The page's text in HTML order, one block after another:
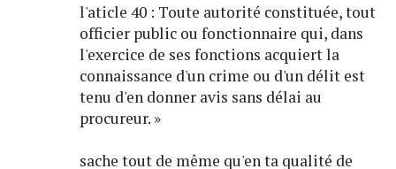
l'aticle 40 : Toute autorité constituée, tout
officier public ou fonctionnaire qui, dans
l'exercice de ses fonctions acquiert la
connaissance d'un crime ou d'un délit est
tenu d'en donner avis sans délai au
procureur. »
sache tout de même qu'en ta qualité de